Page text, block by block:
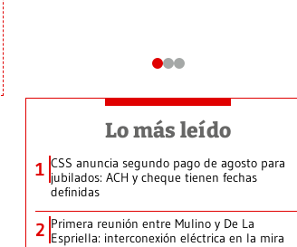
Lo más leído
1 CSS anuncia segundo pago de agosto para
jubilados: ACH y cheque tienen fechas
definidas
2 Primera reunión entre Mulino y De La
Espriella: interconexión eléctrica en la mira